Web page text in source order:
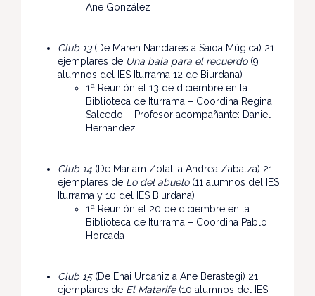
Ane González
Club 13(De Maren Nanclares a Saioa Múgica) 21
ejemplares de Una bala para el recuerdo(9
alumnos del IES Iturrama 12 de Biurdana)
1ª Reunión el 13 de diciembre en la
Biblioteca de Iturrama – Coordina Regina
Salcedo – Profesor acompañante: Daniel
Hernández
Club 14 (De Mariam Zolati a Andrea Zabalza) 21
ejemplares de Lo del abuelo(11 alumnos del IES
Iturrama y 10 del IES Biurdana)
1ª Reunión el 20 de diciembre en la
Biblioteca de Iturrama – Coordina Pablo
Horcada
Club 15(De Enai Urdaniz a Ane Berastegi) 21
ejemplares de El Matarife (10 alumnos del IES